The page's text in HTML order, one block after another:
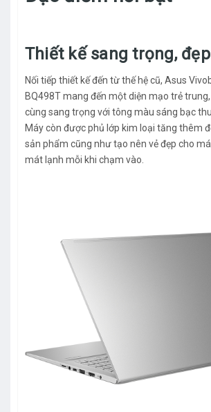
Thiết kế sang trọng,
Nối tiếp thiết kế đến từ thế hệ cũ, Asus
BQ498T mang đến một diện mạo trẻ
cùng sang trọng với tông màu sáng bạc
Máy còn được phủ lớp kim loại tăng thêm
sản phẩm cũng như tạo nên vẻ đẹp cho
mát lạnh mỗi khi chạm vào.